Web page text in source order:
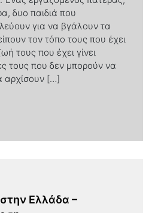
δυο παιδιά που
για να βγάλουν τα
τον τόπο τους που έχει
τους που έχει γίνει
τους που δεν μπορούν να
αρχίσουν […]
Ελλάδα –